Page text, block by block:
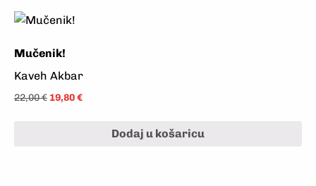
Mučenik!
Kaveh Akbar
22,00€ 19,80€
Dodaj u košaricu